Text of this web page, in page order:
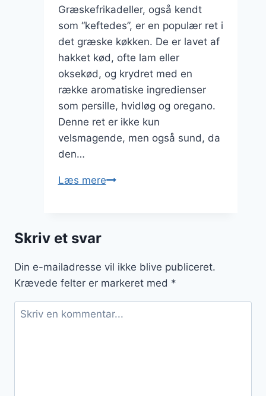
Græskefrikadeller, også kendt
som “keftedes”, er en populær ret i
det græske køkken. De er lavet af
hakket kød, ofte lam eller
oksekød, og krydret med en
række aromatiske ingredienser
som persille, hvidløg og oregano.
Denne ret er ikke kun
velsmagende, men også sund, da
den…
Læs mereGræskefrikadeller
Skriv et svar
Din e-mailadresse vil ikke blive publiceret.
Krævede felter er markeret med *